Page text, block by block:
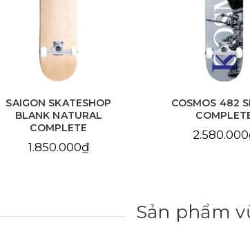
SAIGON SKATESHOP
BLANK NATURAL
COMPLETE
1.850.000₫
COSMOS 482
Sản phẩm